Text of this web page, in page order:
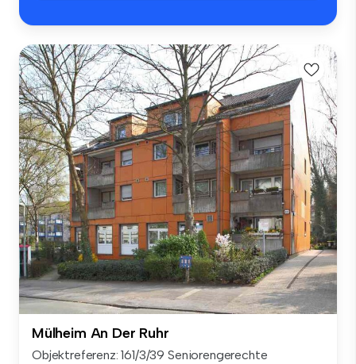
Mülheim An Der Ruhr
Objektreferenz: 161/3/39 Seniorengerechte